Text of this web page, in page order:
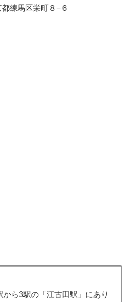
練馬区栄町８−６
ら3駅の「江古田駅」にあり